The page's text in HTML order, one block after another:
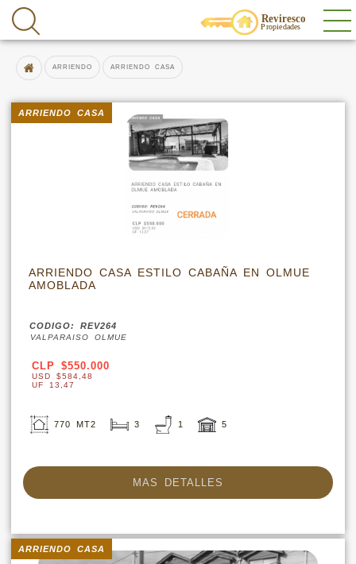
ARRIENDO ARRIENDO CASA
ARRIENDO CASA ESTILO CABAÑA EN OLMUE
AMOBLADA
CODIGO: REV264
VALPARAISO OLMUE
ARRIENDO CASA
CLP $550.000
USD $584,48
UF 13,47
770 MT2 3 1 5
MAS DETALLES
ARRIENDO CASA